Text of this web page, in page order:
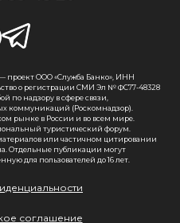
проект ООО «Служба Банко», ИНН
о регистрации СМИ Эл № ФС77-48328
по надзору в сфере связи,
коммуникаций (Роскомнадзор).
рынке в России и во всем мире.
туристический форум.
или частичном цитировании
Отдельные публикации могут
для пользователей до 16 лет.
соглашение